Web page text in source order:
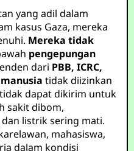
yang adil dalam
kasus Gaza, mereka
Mereka tidak
pengepungan
dari PBB, ICRC,
tidak diizinkan
dapat dikirim untuk
sakit dibom,
listrik sering mati.
mahasiswa,
dalam kondisi